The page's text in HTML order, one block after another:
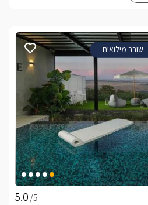
שובר מילואים
/5